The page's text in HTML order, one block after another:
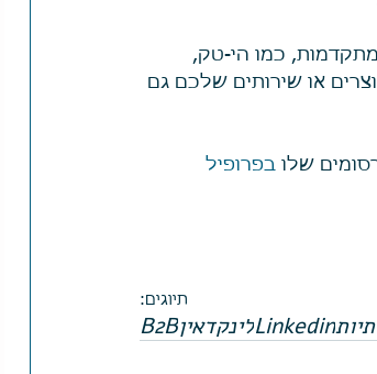
כמו הי-טק,
או שירותים שלכם גם
שלו בפרופיל
תיוגים:
LinkedinלינקדאיןB2B